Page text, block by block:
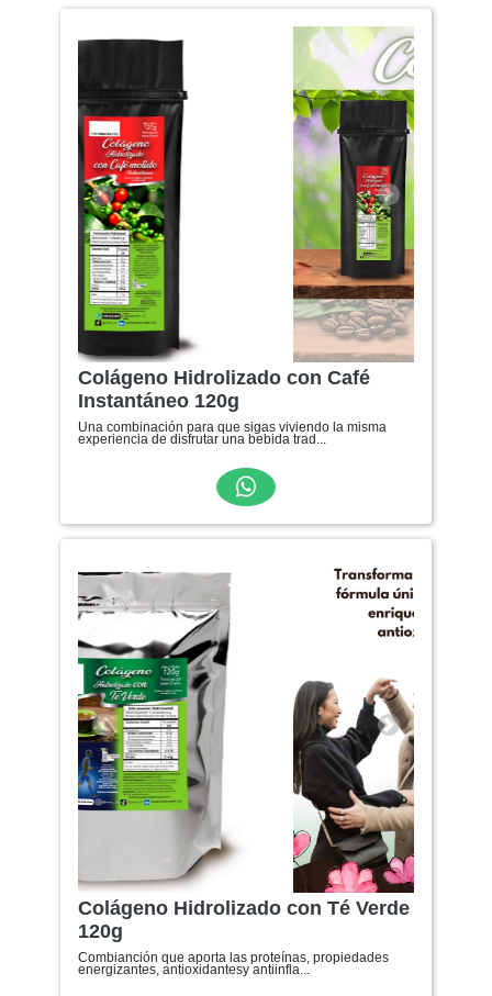
Anterior Siguiente
Colágeno Hidrolizado con Café
Instantáneo 120g
Una combinación para que sigas viviendo la misma
experiencia de disfrutar una bebida trad...
Anterior Siguiente
Colágeno Hidrolizado con Té Verde
120g
Combianción que aporta las proteínas, propiedades
energizantes, antioxidantesy antiinfla...